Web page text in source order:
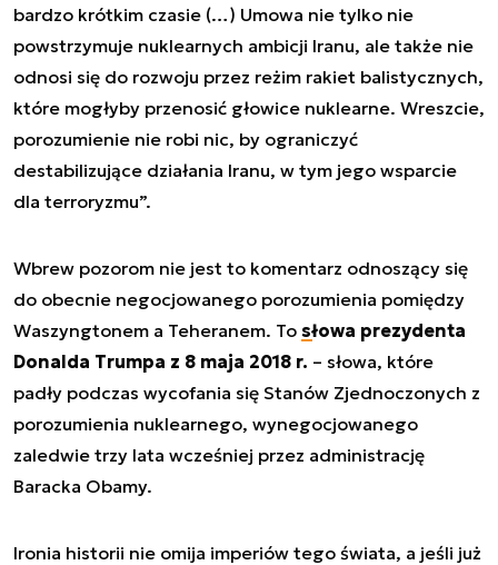
bardzo krótkim czasie (…) Umowa nie tylko nie
powstrzymuje nuklearnych ambicji Iranu, ale także nie
odnosi się do rozwoju przez reżim rakiet balistycznych,
które mogłyby przenosić głowice nuklearne. Wreszcie,
porozumienie nie robi nic, by ograniczyć
destabilizujące działania Iranu, w tym jego wsparcie
dla terroryzmu”.
Wbrew pozorom nie jest to komentarz odnoszący się
do obecnie negocjowanego porozumienia pomiędzy
Waszyngtonem a Teheranem. To słowa prezydenta
Donalda Trumpa z 8 maja 2018 r. – słowa, które
padły podczas wycofania się Stanów Zjednoczonych z
porozumienia nuklearnego, wynegocjowanego
zaledwie trzy lata wcześniej przez administrację
Baracka Obamy.
Ironia historii nie omija imperiów tego świata, a jeśli już